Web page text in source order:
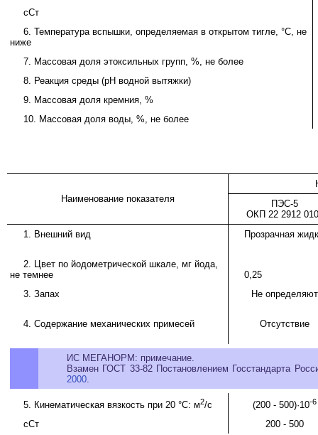
сСт
6. Температура вспышки, определяемая в открытом тигле, °C, не
ниже
7. Массовая доля этоксильных групп, %, не более
8. Реакция среды (pH водной вытяжки)
9. Массовая доля кремния, %
10. Массовая доля воды, %, не более
Наименование показателя
ПЭС-5
ОКП 22 2912
1. Внешний вид
Прозрачная
2. Цвет по йодометрической шкале, мг йода,
не темнее
0,25
3. Запах
Не определяют
4. Содержание механических примесей Отсутствие
ИС МЕГАНОРМ: примечание.
Взамен ГОСТ 33-82 Постановлением Госстандарта
2000.
5. Кинематическая вязкость при 20 °C: м2/с (200 - 500)·10-6
сСт 200 - 500